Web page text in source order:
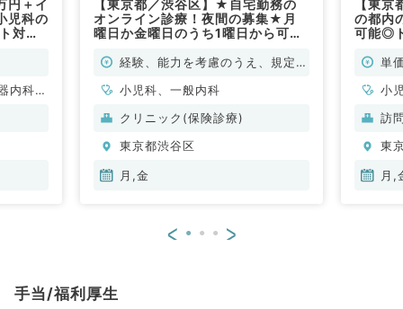
円＋イ
児科の
対応
内科、
【東京都／渋谷区】★自宅勤務の
オンライン診療！夜間の募集★月
曜日か金曜日のうち1曜日から可
小児科のオンライン診察をお願いい
勤）
経験、能力を考慮のうえ、規定に
より決定
小児科、一般内科
クリニック(保険診療)
東京都渋谷区
月,金
【東
の都内
可能◎
～若単
小
呼
訪
東
月,
< >
手当/福利厚生